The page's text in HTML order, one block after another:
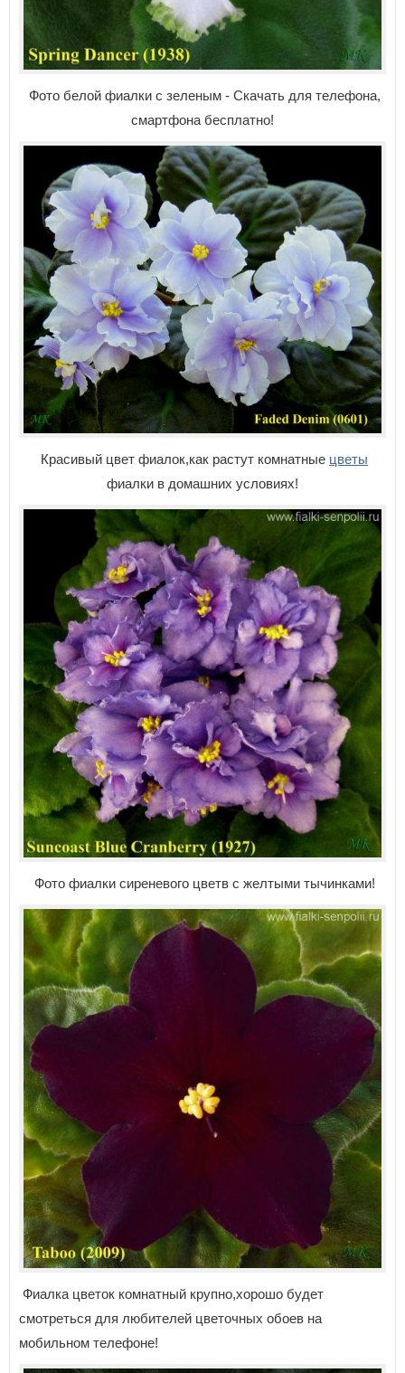
Фото белой фиалки с зеленым - Скачать для телефона,
смартфона бесплатно!
Красивый цвет фиалок,как растут комнатные цветы
фиалки в домашних условиях!
Фото фиалки сиреневого цветв с желтыми тычинками!
Фиалка цветок комнатный крупно,хорошо будет
смотреться для любителей цветочных обоев на
мобильном телефоне!